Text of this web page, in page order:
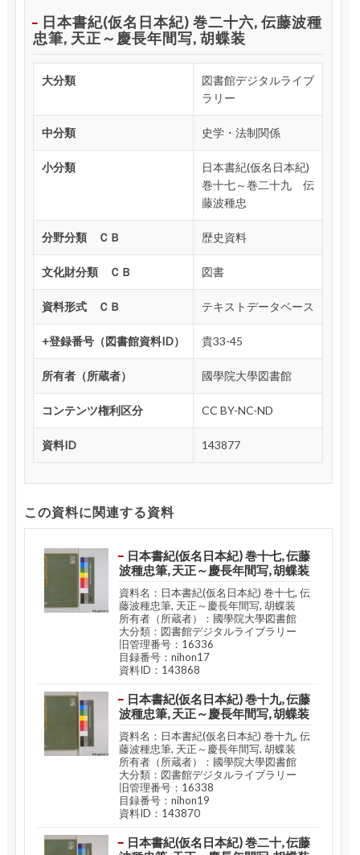
日本書紀(仮名日本紀) 巻二十六, 伝藤波種
忠筆, 天正～慶長年間写, 胡蝶装
大分類
図書館デジタルライブ
ラリー
中分類 史学・法制関係
小分類
日本書紀(仮名日本紀)
巻十七～巻二十九 伝
藤波種忠
分野分類 ＣＢ 歴史資料
文化財分類 ＣＢ 図書
資料形式 ＣＢ テキストデータベース
+登録番号（図書館資料ID） 貴33-45
所有者（所蔵者） 國學院大學図書館
コンテンツ権利区分 CC BY-NC-ND
資料ID 143877
この資料に関連する資料
日本書紀(仮名日本紀) 巻十七, 伝藤
波種忠筆, 天正～慶長年間写, 胡蝶装
資料名：日本書紀(仮名日本紀) 巻十七, 伝
藤波種忠筆, 天正～慶長年間写, 胡蝶装
所有者（所蔵者）：國學院大學図書館
大分類：図書館デジタルライブラリー
旧管理番号：16336
目録番号：nihon17
資料ID：143868
日本書紀(仮名日本紀) 巻十九, 伝藤
波種忠筆, 天正～慶長年間写, 胡蝶装
資料名：日本書紀(仮名日本紀) 巻十九, 伝
藤波種忠筆, 天正～慶長年間写, 胡蝶装
所有者（所蔵者）：國學院大學図書館
大分類：図書館デジタルライブラリー
旧管理番号：16338
目録番号：nihon19
資料ID：143870
日本書紀(仮名日本紀) 巻二十, 伝藤